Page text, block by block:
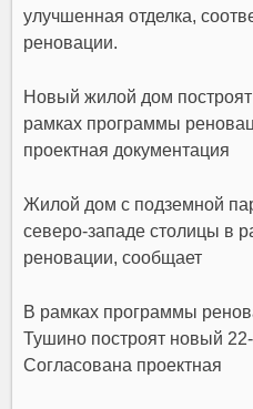
улучшенная отделка,
реновации.
Новый жилой дом
рамках программы
проектная документация
Жилой дом с подземной
северо-западе столицы в
реновации, сообщает
В рамках программы
Тушино построят новый
Согласована проектная